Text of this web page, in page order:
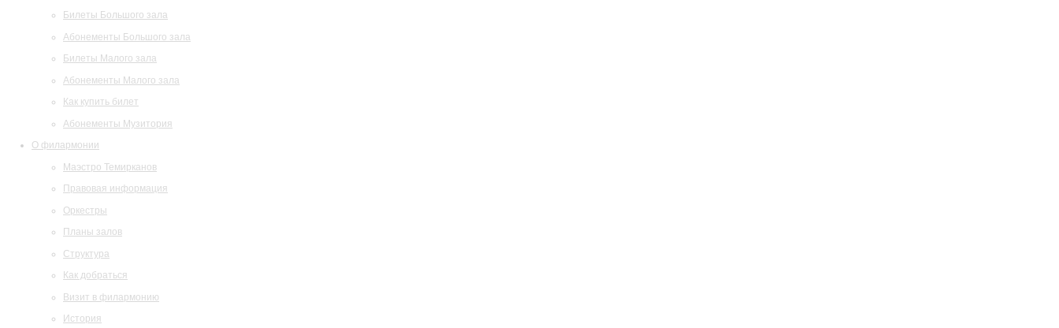
Билеты Большого зала
Абонементы Большого зала
Билеты Малого зала
Абонементы Малого зала
Как купить билет
Абонементы Музитория
О филармонии
Маэстро Темирканов
Правовая информация
Оркестры
Планы залов
Структура
Как добраться
Визит в филармонию
История